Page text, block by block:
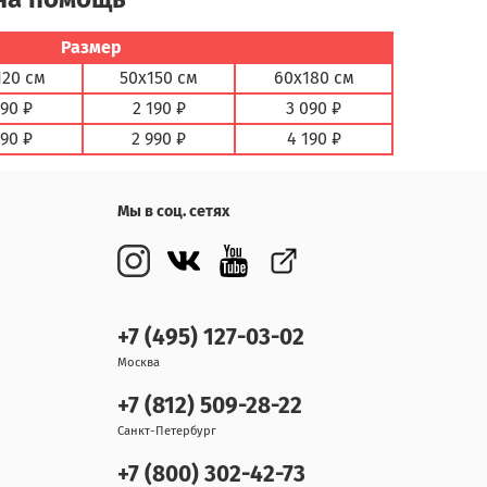
Размер
см 50х150 см
60х180 см
₽ 2 190 ₽
3 090 ₽
₽ 2 990 ₽ 4 190 ₽
Мы в соц. сетях
+7 (495) 127-03-02
Москва
+7 (812) 509-28-22
Санкт-Петербург
+7 (800) 302-42-73